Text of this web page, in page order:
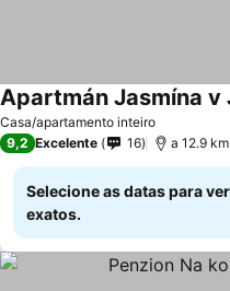
Casa/apartamento inteiro
Apartmán Jasmína v
9,2 Excelente 16 a 12.9
Selecione as datas para
exatos.